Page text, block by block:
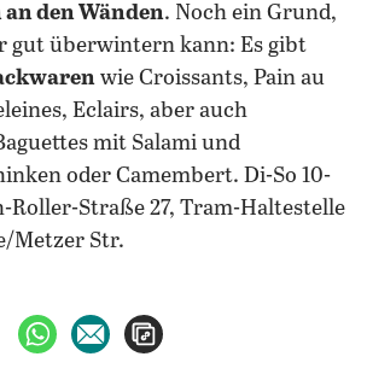
den Wänden. Noch ein Grund,
gut überwintern kann: Es gibt
wie Croissants, Pain au
Eclairs, aber auch
mit Salami und
oder Camembert. Di-So 10-
Roller-Straße 27, Tram-Haltestelle
Metzer Str.
teilen
auf X teilenper WhatsApp teilen
per E-Mail teilen